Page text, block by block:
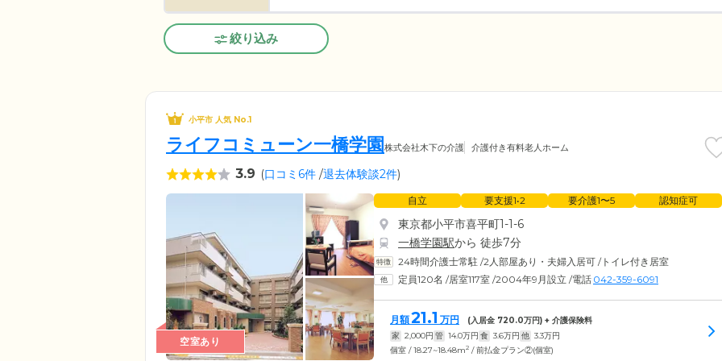
絞り込み
小平市 人気 No.1
ライフコミューン一橋学園 株式会社木下の介護 介護付き有料老人ホーム
3.9 (口コミ6件 /退去体験談2件)
空室あり
自立 要支援1•2 要介護1〜5 認知症可
東京都小平市喜平町1-1-6
一橋学園駅から 徒歩7分
24時間介護士常駐 /2人部屋あり・夫婦入居可 /トイレ付き居室
定員120名 /居室117室 /2004年9月設立 /電話 042-359-6091
月額21.1 万円 (入居金 720.0万円) + 介護保険料
家 2,000円 管 14.0万円 食 3.6万円 他 3.3万円
個室 / 18.27~18.48m2 / 前払金プラン②(個室)